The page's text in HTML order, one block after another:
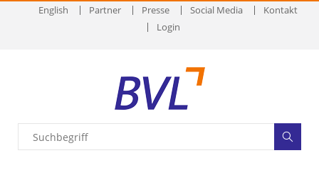
English Partner Presse Social Media
Kontakt
Login